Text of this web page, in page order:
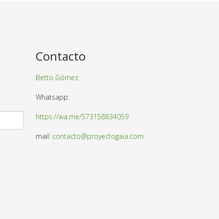
Contacto
Betto Gómez
Whatsapp:
https://wa.me/573158834059
mail: contacto@proyectogaia.com